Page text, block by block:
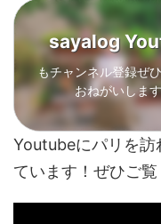
sayalog
もチャンネル登録ぜ
おねがいしま
Youtubeにパリを訪
ています！ぜひご